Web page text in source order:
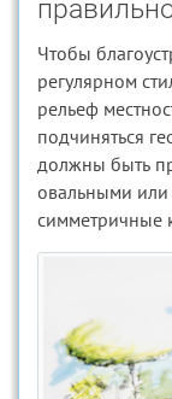
Чтобы
регулярном
рельеф
подчиняться
должны быть
овальными
симметричные